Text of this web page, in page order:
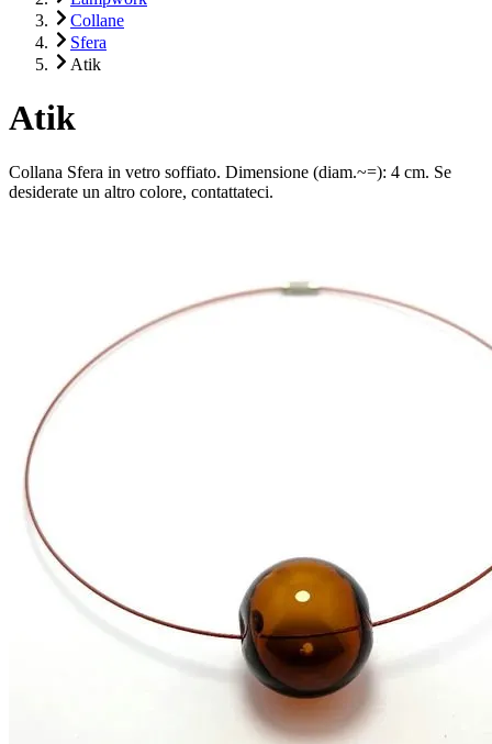
Collane
Sfera
Atik
Atik
Collana Sfera in vetro soffiato. Dimensione (diam.~=): 4 cm. Se
desiderate un altro colore, contattateci.